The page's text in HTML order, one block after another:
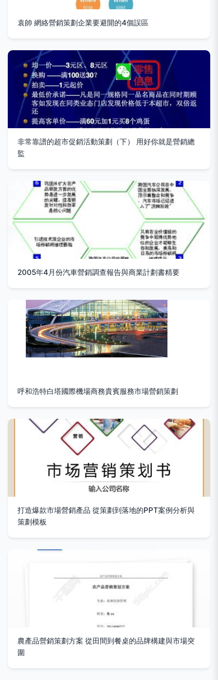
袁帥 網絡營銷策劃企業要避開的4個誤區
非常靠譜的超市促銷活動策劃（下） 用好你就是營銷總
監
2005年4月份汽車營銷調查報告與商業計劃書精要
呼和浩特白塔國際機場商務貴賓服務市場營銷策劃
打造爆款市場營銷產品 從策劃到落地的PPT案例分析與
策劃模板
農產品營銷策劃方案 從田間到餐桌的品牌構建與市場突
圍